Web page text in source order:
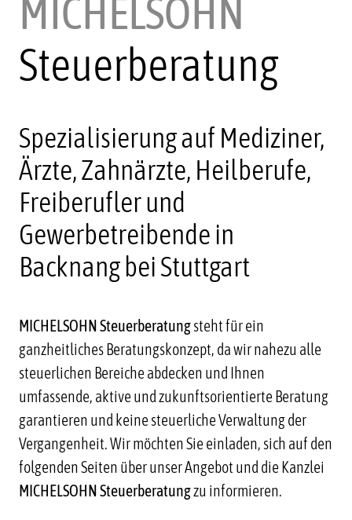
MICHELSOHN
Steuerberatung
Spezialisierung auf Mediziner,
Ärzte, Zahnärzte, Heilberufe,
Freiberufler und
Gewerbetreibende in
Backnang bei Stuttgart
MICHELSOHN Steuerberatungsteht für ein
ganzheitliches Beratungskonzept, da wir nahezu alle
steuerlichen Bereiche abdecken und Ihnen
umfassende, aktive und zukunftsorientierte Beratung
garantieren und keine steuerliche Verwaltung der
Vergangenheit. Wir möchten Sie einladen, sich auf den
folgenden Seiten über unser Angebot und die Kanzlei
MICHELSOHN Steuerberatungzu informieren.